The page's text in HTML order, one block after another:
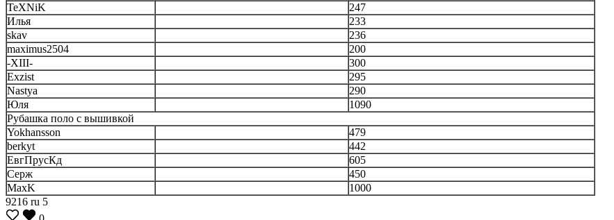
TeXNiK
247
Илья
233
skav
236
maximus2504
200
-XIII-
300
Exzist
295
Nastya
290
Юля
1090
Рубашка поло с вышивкой
Yokhansson
479
berkyt
442
ЕвгПрусКд
605
Серж
450
MaxK
1000
9216 ru 5